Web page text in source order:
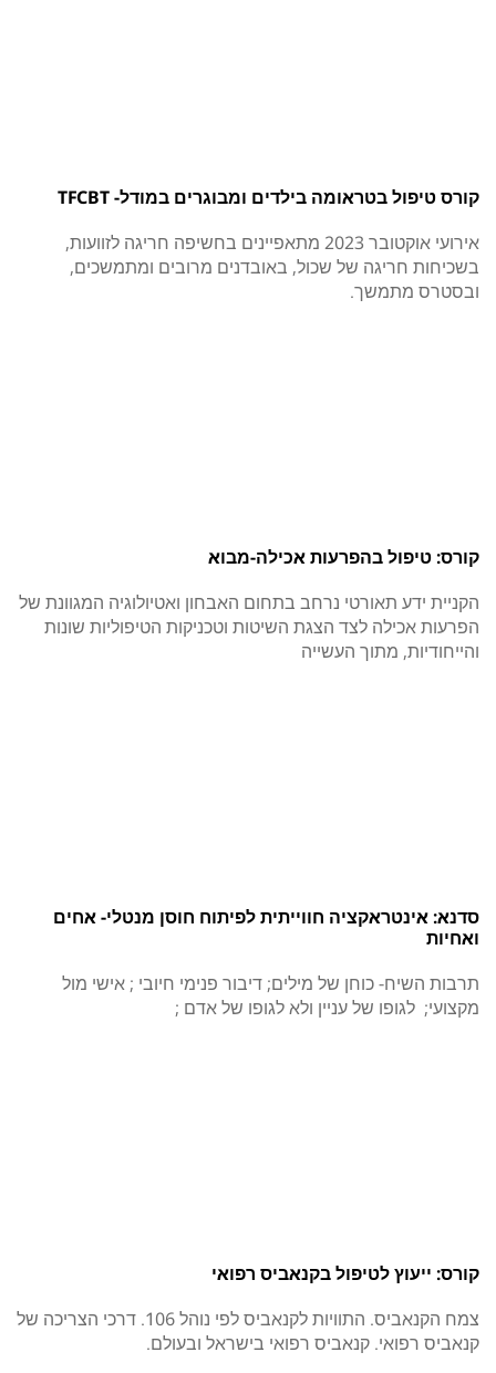
קורס טיפול בטראומה בילדים ומבוגרים במודל- TFCBT
אירועי אוקטובר 2023 מתאפיינים בחשיפה חריגה לזוועות,
בשכיחות חריגה של שכול, באובדנים מרובים ומתמשכים,
ובסטרס מתמשך.
קורס: טיפול בהפרעות אכילה-מבוא
הקניית ידע תאורטי נרחב בתחום האבחון ואטיולוגיה המגוונת של
הפרעות אכילה לצד הצגת השיטות וטכניקות הטיפוליות שונות
והייחודיות, מתוך העשייה
סדנא: אינטראקציה חווייתית לפיתוח חוסן מנטלי- אחים
ואחיות
תרבות השיח- כוחן של מילים; דיבור פנימי חיובי ; אישי מול
מקצועי; לגופו של עניין ולא לגופו של אדם ;
קורס: ייעוץ לטיפול בקנאביס רפואי
צמח הקנאביס. התוויות לקנאביס לפי נוהל 106. דרכי הצריכה של
קנאביס רפואי. קנאביס רפואי בישראל ובעולם.